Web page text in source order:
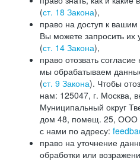
(ст. 18 Закона),
право на доступ к
Вы можете запросить
(ст. 14 Закона),
право отозвать
мы обрабатываем
(ст. 9 Закона). Чтобы
нам: 125047, г. Москва,
Муниципальный округ
дом 48, помещ. 25, ООО
с нами по адресу:
право на уточнение
обработки или